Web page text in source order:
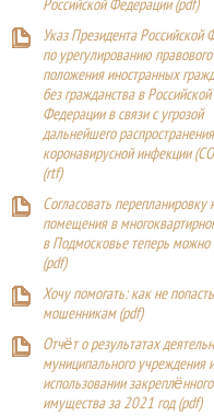
Российской Федерации (pdf)
Указ Президента Российской
по урегулированию правового
положения иностранных
без гражданства в Российской
Федерации в связи с угрозой
дальнейшего
коронавирусной инфекции
(rtf)
Согласовать перепланировку
помещения в
в Подмосковье теперь можно
(pdf)
Хочу помогать: как не
мошенникам (pdf)
Отчёт о результатах
муниципального учреждения
использовании
имущества за 2021 год (pdf)